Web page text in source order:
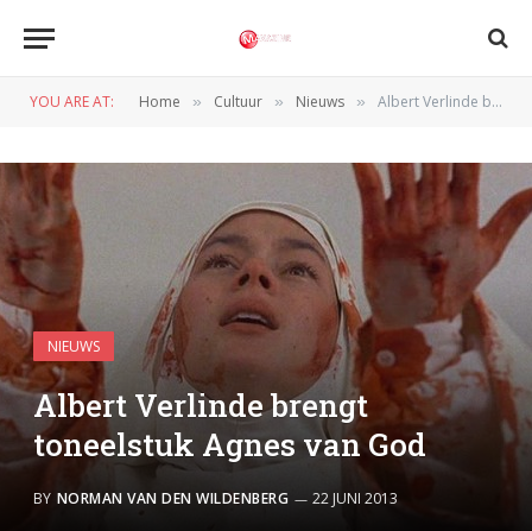
YOU ARE AT: Home » Cultuur » Nieuws » Albert Verlinde brengt toneelstuk Agnes van God
NIEUWS
Albert Verlinde brengt
toneelstuk Agnes van God
BY NORMAN VAN DEN WILDENBERG 22 JUNI 2013